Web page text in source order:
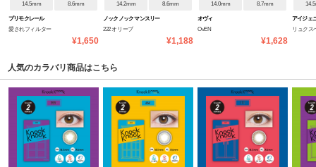
14.5mm 8.6mm
プリモクレール
愛されフィルター
¥1,650
14.2mm 8.6mm
ノックノック マンスリー
222 オリーブ
¥1,188
14.0mm 8.7mm
オヴィ
OvEN
¥1,628
アイジェ
リュクス
人気のカラバリ商品はこちら